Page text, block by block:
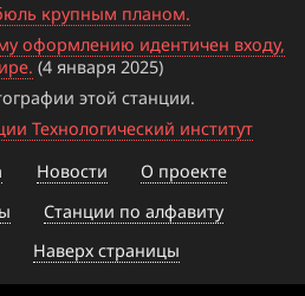
крупным планом.
оформлению идентичен входу,
(4 января 2025)
этой станции.
Технологический институт
Новости
О проекте
Станции по алфавиту
Наверх страницы